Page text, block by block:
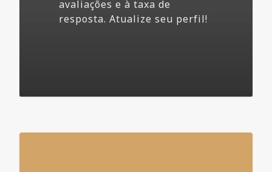
avaliações e à taxa de
resposta. Atualize seu perfil!